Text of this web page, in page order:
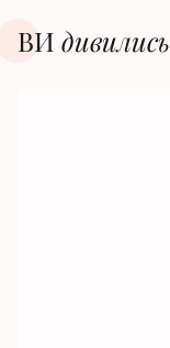
ВИ дивилиcь